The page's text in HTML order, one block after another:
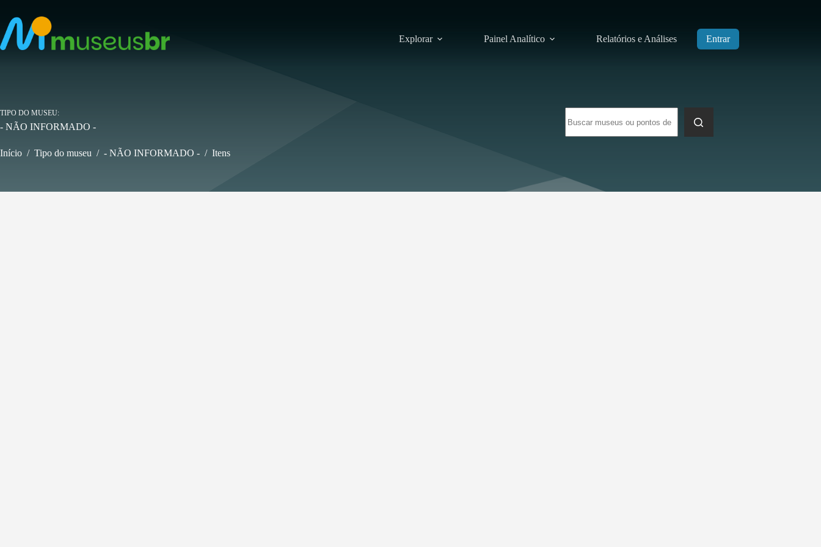
para
conteúdo
Explorar Painel Analítico Relatórios e Análises Entrar
resultados
TIPO DO MUSEU
- NÃO INFORMADO -
Início / Tipo do museu / - NÃO INFORMADO - / Itens